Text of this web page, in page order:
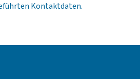
Kontaktdaten.